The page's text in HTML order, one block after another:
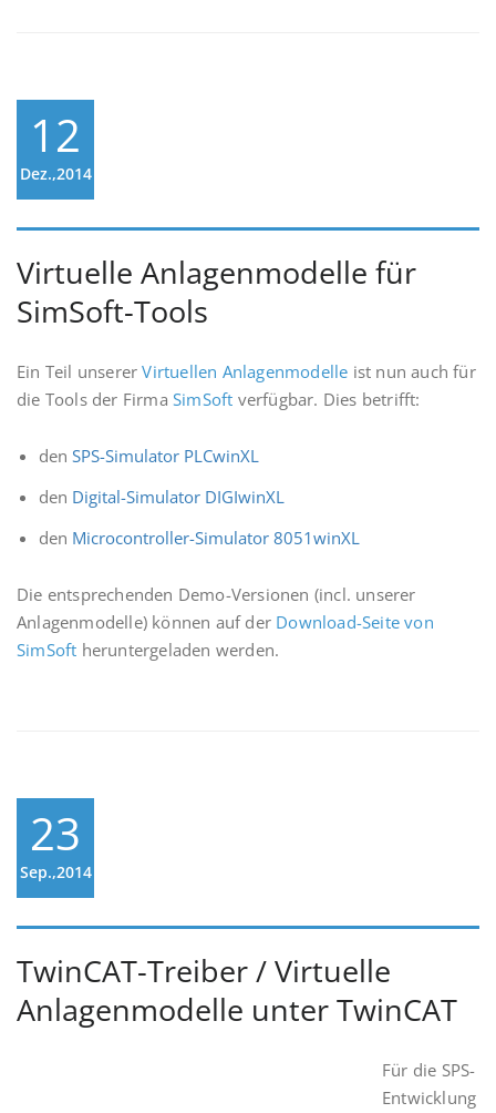
12
Dez.,2014
Virtuelle Anlagenmodelle für
SimSoft-Tools
Ein Teil unsererVirtuellen Anlagenmodelle ist nun auch für
die Tools der Firma SimSoft verfügbar. Dies betrifft:
den SPS-Simulator PLCwinXL
den Digital-Simulator DIGIwinXL
den Microcontroller-Simulator 8051winXL
Die entsprechenden Demo-Versionen (incl. unserer
Anlagenmodelle) können auf der Download-Seite von
SimSoft heruntergeladen werden.
23
Sep.,2014
TwinCAT-Treiber / Virtuelle
Anlagenmodelle unter TwinCAT
Für die SPS-
Entwicklung